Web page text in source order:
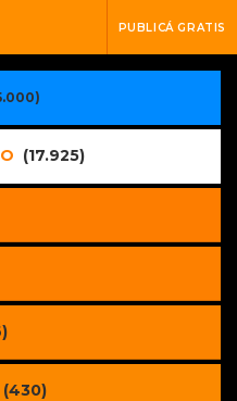
PUBLICÁ GRATIS
(17.925)
(430)